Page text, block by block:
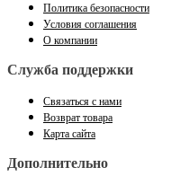
Политика безопасности
Условия соглашения
О компании
Служба поддержки
Связаться с нами
Возврат товара
Карта сайта
Дополнительно